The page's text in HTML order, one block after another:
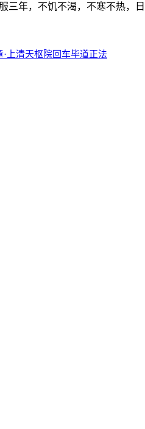
三年，不饥不渴，不寒不热，
·上清天枢院回车毕道正法